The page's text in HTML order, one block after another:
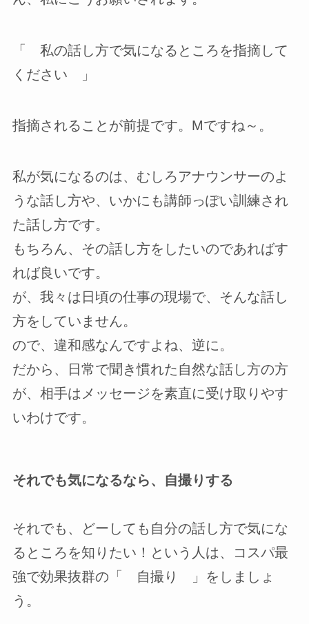
「 私の話し方で気になるところを指摘して
ください 」
指摘されることが前提です。Mですね～。
私が気になるのは、むしろアナウンサーのよ
うな話し方や、いかにも講師っぽい訓練され
た話し方です。
もちろん、その話し方をしたいのであればす
れば良いです。
が、我々は日頃の仕事の現場で、そんな話し
方をしていません。
ので、違和感なんですよね、逆に。
だから、日常で聞き慣れた自然な話し方の方
が、相手はメッセージを素直に受け取りやす
いわけです。
それでも気になるなら、自撮りする
それでも、どーしても自分の話し方で気にな
るところを知りたい！という人は、コスパ最
強で効果抜群の「 自撮り 」をしましょ
う。